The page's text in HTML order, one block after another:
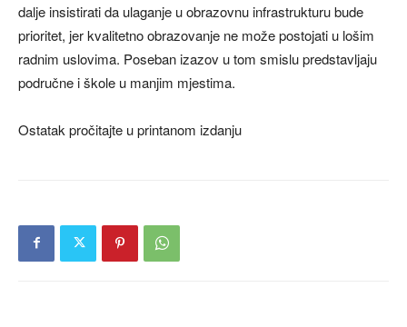
dalje insistirati da ulaganje u obrazovnu infrastrukturu bude
prioritet, jer kvalitetno obrazovanje ne može postojati u lošim
radnim uslovima. Poseban izazov u tom smislu predstavljaju
područne i škole u manjim mjestima.
Ostatak pročitajte u printanom izdanju